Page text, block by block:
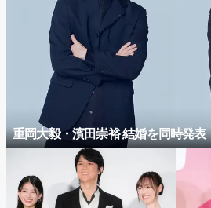
重岡大毅・濱田崇裕 結婚を同時発表